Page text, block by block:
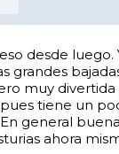
desde
grandes
muy
tiene un
general
ahora